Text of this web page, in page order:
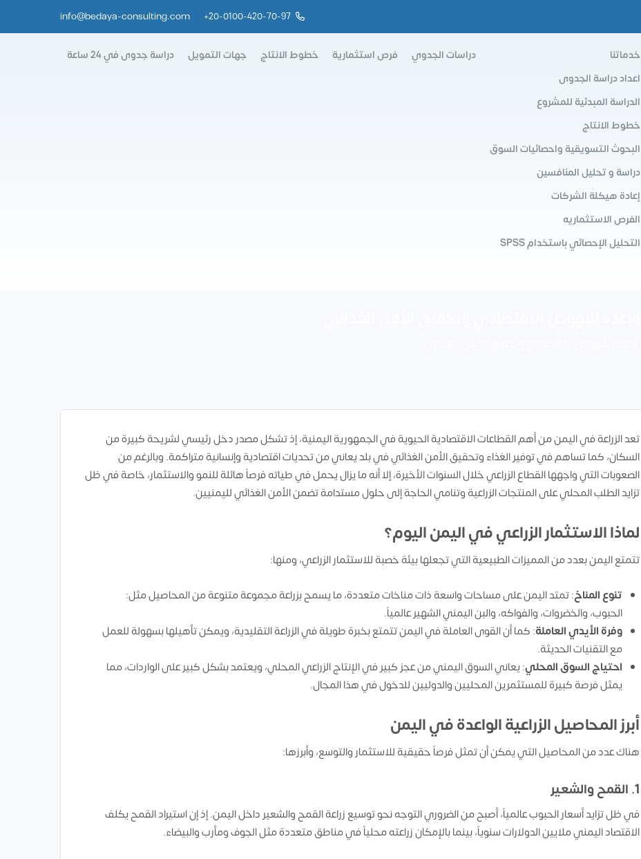
20-0100-420-70-97
+
info@bedaya-consulting.com
خدماتنا
اعداد دراسة الجدوى
الدراسة المبدئية للمشروع
خطوط الانتاج
البحوث التسويقية واحصائيات السوق
دراسة و تحليل المنافسين
إعادة هيكلة الشركات
الفرص الاستثماريه
التحليل الإحصائي باستخدام SPSS
دراسات الجدوي فرص استثمارية خطوط الانتاج جهات التمويل دراسة جدوى في 24 ساعة
تعد الزراعة في اليمن من أهم القطاعات الاقتصادية الحيوية في الجمهورية اليمنية، إذ تشكل مصدر دخل رئيسي لشريحة كبيرة من
السكان، كما تساهم في توفير الغذاء وتحقيق الأمن الغذائي في بلد يعاني من تحديات اقتصادية وإنسانية متراكمة. وبالرغم من
الصعوبات التي واجهها القطاع الزراعي خلال السنوات الأخيرة، إلا أنه ما يزال يحمل في طياته فرصاً هائلة للنمو والاستثمار، خاصة في ظل
تزايد الطلب المحلي على المنتجات الزراعية وتنامي الحاجة إلى حلول مستدامة تضمن الأمن الغذائي لليمنيين.
لماذا الاستثمار الزراعي في اليمن اليوم؟
تتمتع اليمن بعدد من المميزات الطبيعية التي تجعلها بيئة خصبة للاستثمار الزراعي، ومنها:
تنوع المناخ: تمتد اليمن على مساحات واسعة ذات مناخات متعددة، ما يسمح بزراعة مجموعة متنوعة من المحاصيل مثل:
الحبوب، والخضروات، والفواكه، والبن اليمني الشهير عالمياً.
وفرة الأيدي العاملة: كما أن القوى العاملة في اليمن تتمتع بخبرة طويلة في الزراعة التقليدية، ويمكن تأهيلها بسهولة للعمل
مع التقنيات الحديثة.
احتياج السوق المحلي: يعاني السوق اليمني من عجز كبير في الإنتاج الزراعي المحلي، ويعتمد بشكل كبير على الواردات، مما
يمثل فرصة كبيرة للمستثمرين المحليين والدوليين للدخول في هذا المجال.
أبرز المحاصيل الزراعية الواعدة في اليمن
هناك عدد من المحاصيل التي يمكن أن تمثل فرصاً حقيقية للاستثمار والتوسع، وأبرزها:
1. القمح والشعير
في ظل تزايد أسعار الحبوب عالمياً، أصبح من الضروري التوجه نحو توسيع زراعة القمح والشعير داخل اليمن. إذ إن استيراد القمح يكلف
الاقتصاد اليمني ملايين الدولارات سنوياً، بينما بالإمكان زراعته محلياً في مناطق متعددة مثل الجوف ومأرب والبيضاء.